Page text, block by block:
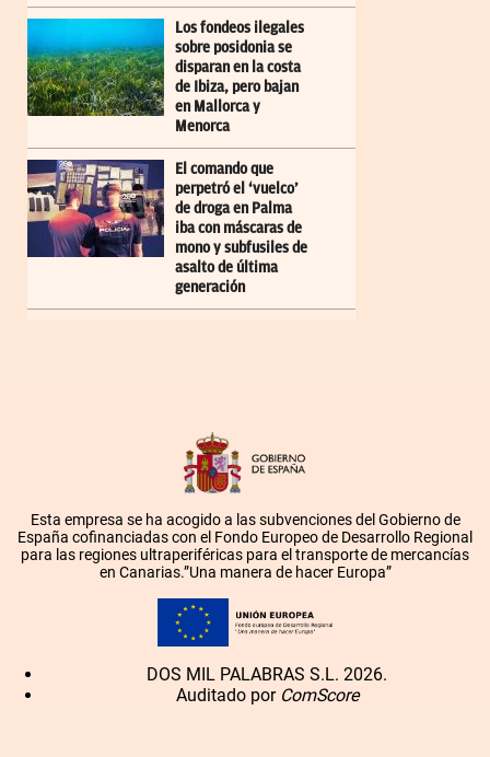
Los fondeos ilegales
sobre posidonia se
disparan en la costa
de Ibiza, pero bajan
en Mallorca y
Menorca
El comando que
perpetró el ‘vuelco’
de droga en Palma
iba con máscaras de
mono y subfusiles de
asalto de última
generación
Esta empresa se ha acogido a las subvenciones del Gobierno de
España cofinanciadas con el Fondo Europeo de Desarrollo Regional
para las regiones ultraperiféricas para el transporte de mercancías
en Canarias.”Una manera de hacer Europa”
DOS MIL PALABRAS S.L. 2026.
Auditado por ComScore